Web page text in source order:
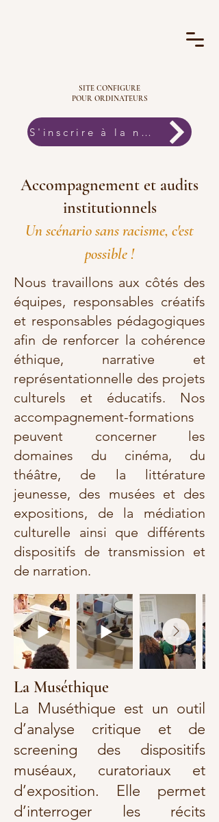
SITE CONFIGURE
POUR ORDINATEURS
S'inscrire à la newsletter
Accompagnement et audits
institutionnels
Un scénario sans racisme, c'est
possible !
Nous travaillons aux côtés des
équipes, responsables créatifs
et responsables pédagogiques
afin de renforcer la cohérence
éthique, narrative et
représentationnelle des projets
culturels et éducatifs. Nos
accompagnement-formations
peuvent concerner les
domaines du cinéma, du
théâtre, de la littérature
jeunesse, des musées et des
expositions, de la médiation
culturelle ainsi que différents
dispositifs de transmission et
de narration.
La Muséthique
La Muséthique est un outil
d’analyse critique et de
screening des dispositifs
muséaux, curatoriaux et
d’exposition. Elle permet
d’interroger les récits